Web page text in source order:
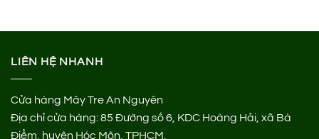
LIÊN HỆ NHANH
Cửa hàng Mây Tre An Nguyên
Địa chỉ cửa hàng:85 Đường số 6, KDC Hoàng Hải, xã Bà
Điểm, huyện Hóc Môn, TPHCM.